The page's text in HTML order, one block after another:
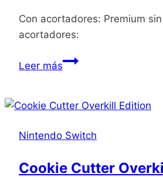
Con acortadores: Premium sin
acortadores:
Leer másTomb
Edition
Nintendo Switch
Cookie Cutter